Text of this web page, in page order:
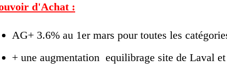
d'Achat :
AG+ 3.6% au 1er mars pour toutes les
+ une augmentation equilibrage site de Laval